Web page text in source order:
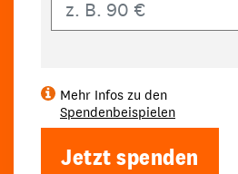
Mehr Infos zu den
Spendenbeispielen
Jetzt spenden